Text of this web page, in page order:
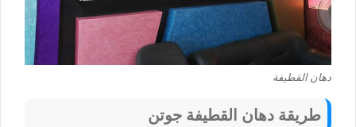
دهان القطيفة
طريقة دهان القطيفة جوتن